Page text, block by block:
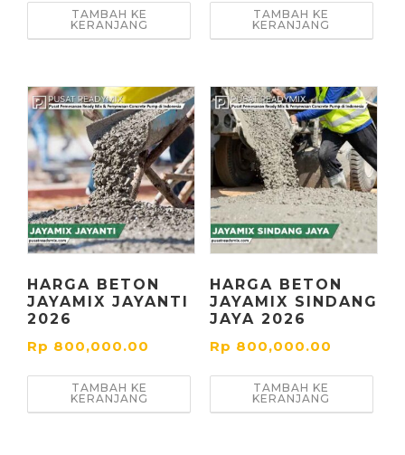
TAMBAH KE
KERANJANG
TAMBAH KE
KERANJANG
HARGA BETON
JAYAMIX JAYANTI
2026
Rp 800,000.00
TAMBAH KE
KERANJANG
HARGA BETON
JAYAMIX SINDANG
JAYA 2026
Rp 800,000.00
TAMBAH KE
KERANJANG